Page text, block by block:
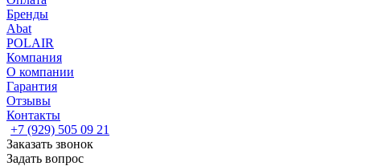
Бренды
Abat
POLAIR
Компания
О компании
Гарантия
Отзывы
Контакты
+7 (929) 505 09 21
Заказать звонок
Задать вопрос